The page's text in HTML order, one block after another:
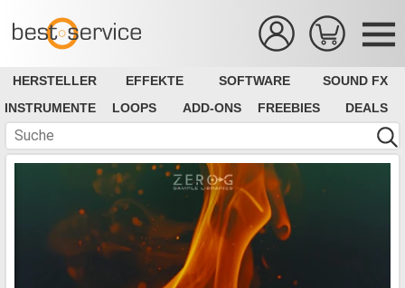
HERSTELLER EFFEKTE SOFTWARE
SOUND FX
INSTRUMENTE
LOOPS ADD-ONS FREEBIES DEALS